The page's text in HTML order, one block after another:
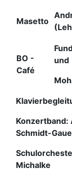
Masetto
BO -
Café
und
Konzertband:
Schmidt-
Michalke